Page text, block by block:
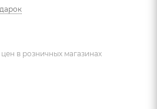
в розничных магазинах